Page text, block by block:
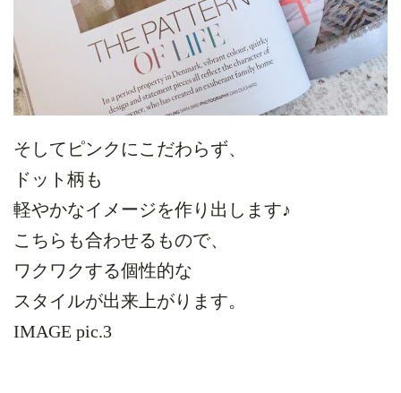
そしてピンクにこだわらず、
ドット柄も
軽やかなイメージを作り出します♪
こちらも合わせるもので、
ワクワクする個性的な
スタイルが出来上がります。
IMAGE pic.3